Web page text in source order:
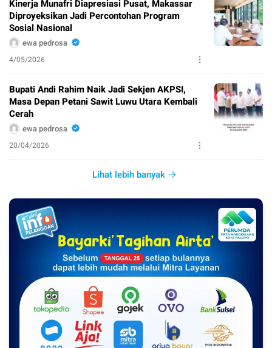
Kinerja Munafri Diapresiasi Pusat, Makassar
Diproyeksikan Jadi Percontohan Program
Sosial Nasional
ewa pedrosa
4/05/2026
Bupati Andi Rahim Naik Jadi Sekjen AKPSI,
Masa Depan Petani Sawit Luwu Utara Kembali
Cerah
ewa pedrosa
20/04/2026
Lihat lebih banyak